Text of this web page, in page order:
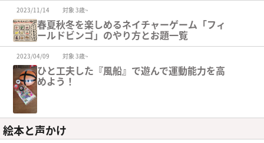
2023/11/14 対象 3歳~
春夏秋冬を楽しめるネイチャーゲーム「フィ
ールドビンゴ」のやり方とお題一覧
2023/04/09 対象 3歳~
ひと工夫した『風船』で遊んで運動能力を高
めよう！
絵本と声かけ